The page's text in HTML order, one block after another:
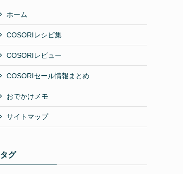
ホーム
COSORIレシピ集
COSORIレビュー
COSORIセール情報まとめ
おでかけメモ
サイトマップ
タグ